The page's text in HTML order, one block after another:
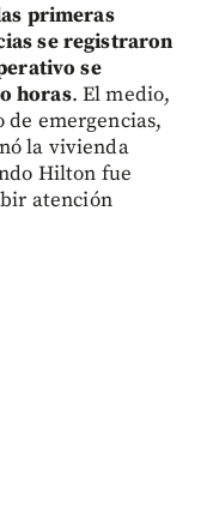
primeras
se registraron
se
horas. El medio,
de emergencias,
la vivienda
Hilton fue
atención